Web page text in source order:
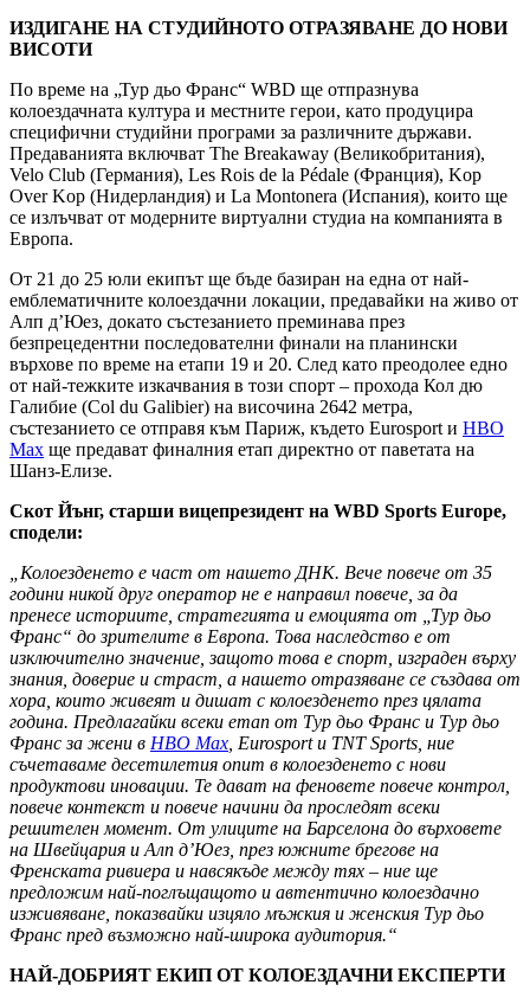
ИЗДИГАНЕ НА СТУДИЙНОТО ОТРАЗЯВАНЕ ДО НОВИ
ВИСОТИ
По време на „Тур дьо Франс“ WBD ще отпразнува
колоездачната култура и местните герои, като продуцира
специфични студийни програми за различните държави.
Предаванията включват The Breakaway (Великобритания),
Velo Club (Германия), Les Rois de la Pédale (Франция), Kop
Over Kop (Нидерландия) и La Montonera (Испания), които ще
се излъчват от модерните виртуални студиа на компанията в
Европа.
От 21 до 25 юли екипът ще бъде базиран на една от най-
емблематичните колоездачни локации, предавайки на живо от
Алп д’Юез, докато състезанието преминава през
безпрецедентни последователни финали на планински
върхове по време на етапи 19 и 20. След като преодолее едно
от най-тежките изкачвания в този спорт – прохода Кол дю
Галибие (Col du Galibier) на височина 2642 метра,
състезанието се отправя към Париж, където Eurosport и HBO
Maх ще предават финалния етап директно от паветата на
Шанз-Елизе.
Скот Йънг, старши вицепрезидент на WBD Sports Europe,
сподели:
„Колоезденето е част от нашето ДНК. Вече повече от 35
години никой друг оператор не е направил повече, за да
пренесе историите, стратегията и емоцията от „Тур дьо
Франс“ до зрителите в Европа. Това наследство е от
изключително значение, защото това е спорт, изграден върху
знания, доверие и страст, а нашето отразяване се създава от
хора, които живеят и дишат с колоезденето през цялата
година. Предлагайки всеки етап от Тур дьо Франс и Тур дьо
Франс за жени в HBO Max , Eurosport и TNT Sports, ние
съчетаваме десетилетия опит в колоезденето с нови
продуктови иновации. Те дават на феновете повече контрол,
повече контекст и повече начини да проследят всеки
решителен момент. От улиците на Барселона до върховете
на Швейцария и Алп д’Юез, през южните брегове на
Френската ривиера и навсякъде между тях – ние ще
предложим най-поглъщащото и автентично колоездачно
изживяване, показвайки изцяло мъжкия и женския Тур дьо
Франс пред възможно най-широка аудитория.“
НАЙ-ДОБРИЯТ ЕКИП ОТ КОЛОЕЗДАЧНИ ЕКСПЕРТИ